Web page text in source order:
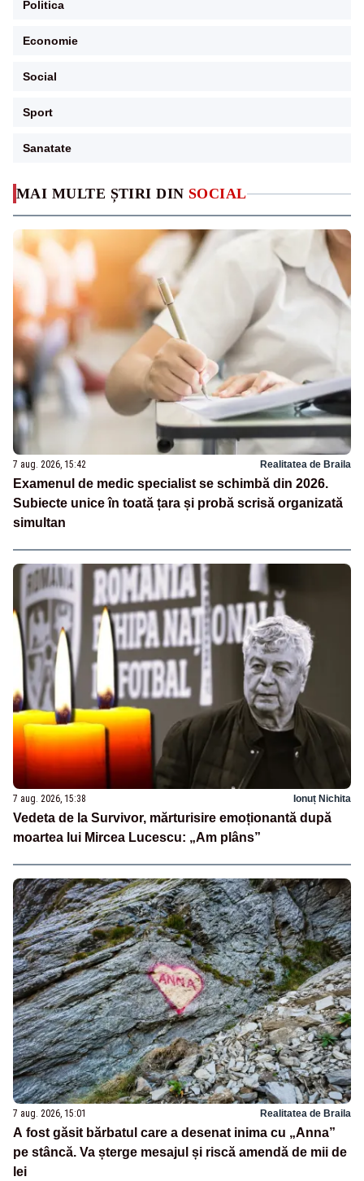
MAI MULTE ȘTIRI DIN SOCIAL
7 aug. 2026, 15:42 Realitatea de Braila
Examenul de medic specialist se schimbă din 2026.
Subiecte unice în toată țara și probă scrisă organizată
simultan
7 aug. 2026, 15:38 Ionuț Nichita
Vedeta de la Survivor, mărturisire emoționantă după
moartea lui Mircea Lucescu: „Am plâns”
7 aug. 2026, 15:01 Realitatea de Braila
A fost găsit bărbatul care a desenat inima cu „Anna”
pe stâncă. Va șterge mesajul și riscă amendă de mii de
lei
Politica
Economie
Social
Sport
Sanatate